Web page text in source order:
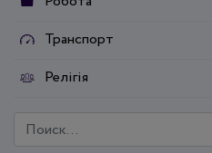
Транспорт
Релігія